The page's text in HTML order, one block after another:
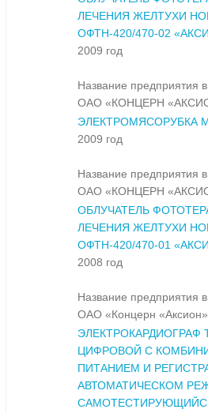
ЛЕЧЕНИЯ ЖЕЛТУХИ
ОФТН-420/470-02
2009 год
Название предприятия в
ОАО «КОНЦЕРН
ЭЛЕКТРОМЯСОРУБКА
2009 год
Название предприятия в
ОАО «КОНЦЕРН
ОБЛУЧАТЕЛЬ
ЛЕЧЕНИЯ ЖЕЛТУХИ
ОФТН-420/470-01
2008 год
Название предприятия в
ОАО «Концерн «Аксион»
ЭЛЕКТРОКАРДИОГРАФ
ЦИФРОВОЙ С
ПИТАНИЕМ И
АВТОМАТИЧЕСКОМ